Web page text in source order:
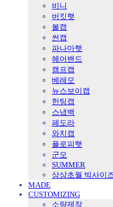
비니
버킷햇
볼캡
썬캡
파나마햇
헤어밴드
캠프캡
베레모
뉴스보이캡
헌팅캡
스냅백
페도라
와치캡
플로피햇
군모
SUMMER
상상초월 빅사이
MADE
CUSTOMIZING
소량제작